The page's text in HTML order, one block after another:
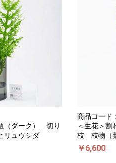
（ダーク） 切り
ュウシダ
商品コード
＜生花＞
枝 枝物（
￥6,600